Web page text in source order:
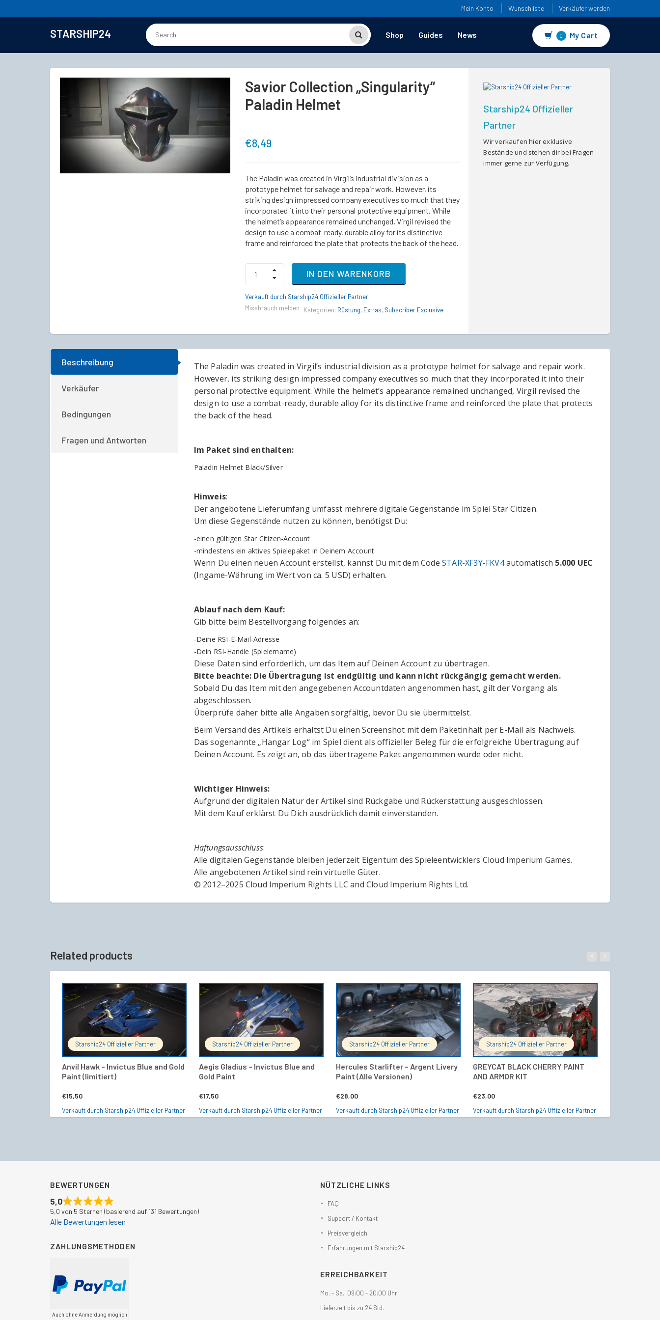
Mein Konto Wunschliste Verkäufer werden
STARSHIP24 Shop Guides News 0 My Cart
Savior Collection „Singularity“
Paladin Helmet
€8,49
The Paladin was created in Virgil’s industrial division as a
prototype helmet for salvage and repair work. However, its
striking design impressed company executives so much that they
incorporated it into their personal protective equipment. While
the helmet’s appearance remained unchanged, Virgil revised the
design to use a combat-ready, durable alloy for its distinctive
frame and reinforced the plate that protects the back of the head.
Savior
Collection
"Singularity"
Paladin
quantity
IN DEN WARENKORB
Verkauft durch Starship24 Offizieller Partner
Missbrauch melden
Kategorien: Rüstung, Extras, Subscriber Exclusive
Starship24 Offizieller
Partner
Wir verkaufen hier exklusive
Bestände und stehen dir bei Fragen
immer gerne zur Verfügung.
Beschreibung
Verkäufer
Bedingungen
Fragen und Antworten
The Paladin was created in Virgil’s industrial division as a prototype helmet for salvage and repair work.
However, its striking design impressed company executives so much that they incorporated it into their
personal protective equipment. While the helmet’s appearance remained unchanged, Virgil revised the
design to use a combat-ready, durable alloy for its distinctive frame and reinforced the plate that protects
the back of the head.
Im Paket sind enthalten:
Paladin Helmet Black/Silver
Hinweis:
Der angebotene Lieferumfang umfasst mehrere digitale Gegenstände im Spiel Star Citizen.
Um diese Gegenstände nutzen zu können, benötigst Du:
-einen gültigen Star Citizen-Account
-mindestens ein aktives Spielepaket in Deinem Account
Wenn Du einen neuen Account erstellst, kannst Du mit dem Code STAR-XF3Y-FKV4automatisch 5.000 UEC
(Ingame-Währung im Wert von ca. 5 USD) erhalten.
Ablauf nach dem Kauf:
Gib bitte beim Bestellvorgang folgendes an:
-Deine RSI-E-Mail-Adresse
-Dein RSI-Handle (Spielername)
Diese Daten sind erforderlich, um das Item auf Deinen Account zu übertragen.
Bitte beachte: Die Übertragung ist endgültig und kann nicht rückgängig gemacht werden.
Sobald Du das Item mit den angegebenen Accountdaten angenommen hast, gilt der Vorgang als
abgeschlossen.
Überprüfe daher bitte alle Angaben sorgfältig, bevor Du sie übermittelst.
Beim Versand des Artikels erhältst Du einen Screenshot mit dem Paketinhalt per E-Mail als Nachweis.
Das sogenannte „Hangar Log“ im Spiel dient als offizieller Beleg für die erfolgreiche Übertragung auf
Deinen Account. Es zeigt an, ob das übertragene Paket angenommen wurde oder nicht.
Wichtiger Hinweis:
Aufgrund der digitalen Natur der Artikel sind Rückgabe und Rückerstattung ausgeschlossen.
Mit dem Kauf erklärst Du Dich ausdrücklich damit einverstanden.
Haftungsausschluss:
Alle digitalen Gegenstände bleiben jederzeit Eigentum des Spieleentwicklers Cloud Imperium Games.
Alle angebotenen Artikel sind rein virtuelle Güter.
© 2012–2025 Cloud Imperium Rights LLC and Cloud Imperium Rights Ltd.
Related products
Starship24 Offizieller Partner
Anvil Hawk – Invictus Blue and Gold
Paint (limitiert)
€15,50
IN DEN WARENKORB
Verkauft durch Starship24 Offizieller Partner
Starship24 Offizieller Partner
Aegis Gladius – Invictus Blue and
Gold Paint
€17,50
IN DEN WARENKORB
Verkauft durch Starship24 Offizieller Partner
Starship24 Offizieller Partner
Hercules Starlifter – Argent Livery
Paint (Alle Versionen)
€28,00
IN DEN WARENKORB
Verkauft durch Starship24 Offizieller Partner
Starship24 Offizieller Partner
GREYCAT BLACK CHERRY PAINT
AND ARMOR KIT
€23,00
IN DEN WARENKORB
Verkauft durch Starship24 Offizieller Partner
BEWERTUNGEN
5,0
5,0 von 5 Sternen (basierend auf 131 Bewertungen)
Alle Bewertungen lesen
ZAHLUNGSMETHODEN
Auch ohne Anmeldung möglich
NÜTZLICHE LINKS
FAQ
Support / Kontakt
Preisvergleich
Erfahrungen mit Starship24
ERREICHBARKEIT
Mo. - Sa.: 09:00 - 20:00 Uhr
Lieferzeit bis zu 24 Std.